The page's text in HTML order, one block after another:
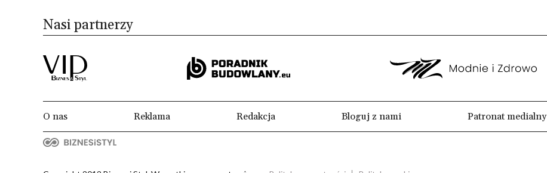
Nasi partnerzy
O nas Reklama Redakcja Bloguj z nami Patronat medialny